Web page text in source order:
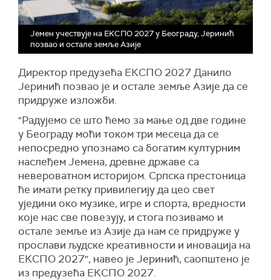
Јемен учествује на ЕKСПО 2027 у Београду, Јеринић
позвао и остале земље Азије
Директор предузећа ЕКСПО 2027 Данило
Јеринић позвао је и остале земље Азије да се
придруже изложби.
"Радујемо се што ћемо за мање од две године
у Београду моћи током три месеца да се
непосредно упознамо са богатим културним
наслеђем Јемена, древне државе са
невероватном историјом. Српска престоница
ће имати ретку привилегију да цео свет
уједини око музике, игре и спорта, вредности
које нас све повезују, и стога позивамо и
остале земље из Азије да нам се придруже у
прослави људске креативности и иновација на
ЕКСПО 2027", навео је Јеринић, саопштено је
из предузећа ЕКСПО 2027.